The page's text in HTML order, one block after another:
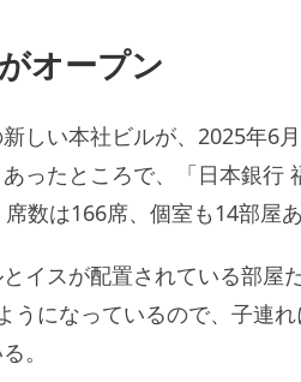
オープン
しい本社ビルが、2025年6月
ったところで、「日本銀行
数は166席、個室も14部屋
イスが配置されている部屋
になっているので、子連れ
。